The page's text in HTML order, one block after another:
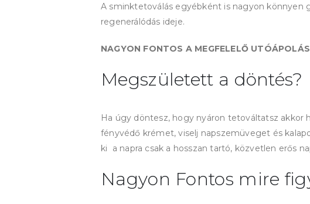
A sminktetoválás egyébként is nagyon könnyen
regenerálódás ideje.
NAGYON FONTOS A MEGFELELŐ
Megszületett a döntés?
Ha úgy döntesz, hogy nyáron tetováltatsz akkor
fényvédő krémet, viselj napszemüveget és
ki a napra csak a hosszan tartó, közvetlen erős
Nagyon Fontos mire